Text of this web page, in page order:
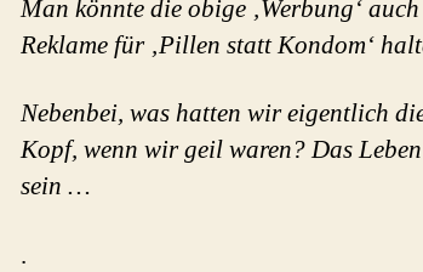
Man könnte die obige ‚Werbung‘
Reklame für ‚Pillen statt Kondom‘
Nebenbei, was hatten wir eigentlich
Kopf, wenn wir geil waren? Das
sein …
.